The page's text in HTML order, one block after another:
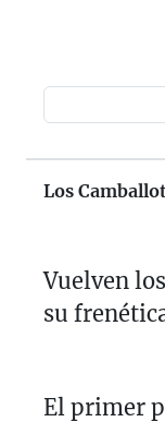
Los
Vuelven
su
El primer